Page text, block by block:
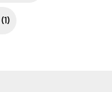
(1)